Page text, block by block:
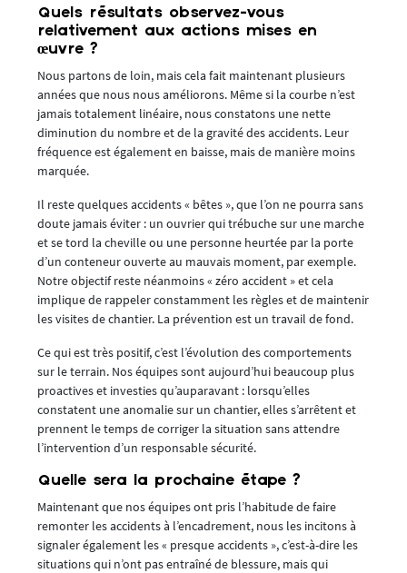
Quels résultats observez-vous
relativement aux actions mises en
œuvre ?
Nous partons de loin, mais cela fait maintenant plusieurs
années que nous nous améliorons. Même si la courbe n’est
jamais totalement linéaire, nous constatons une nette
diminution du nombre et de la gravité des accidents. Leur
fréquence est également en baisse, mais de manière moins
marquée.
Il reste quelques accidents « bêtes », que l’on ne pourra sans
doute jamais éviter : un ouvrier qui trébuche sur une marche
et se tord la cheville ou une personne heurtée par la porte
d’un conteneur ouverte au mauvais moment, par exemple.
Notre objectif reste néanmoins « zéro accident » et cela
implique de rappeler constamment les règles et de maintenir
les visites de chantier. La prévention est un travail de fond.
Ce qui est très positif, c’est l’évolution des comportements
sur le terrain. Nos équipes sont aujourd’hui beaucoup plus
proactives et investies qu’auparavant : lorsqu’elles
constatent une anomalie sur un chantier, elles s’arrêtent et
prennent le temps de corriger la situation sans attendre
l’intervention d’un responsable sécurité.
Quelle sera la prochaine étape ?
Maintenant que nos équipes ont pris l’habitude de faire
remonter les accidents à l’encadrement, nous les incitons à
signaler également les « presque accidents », c’est-à-dire les
situations qui n’ont pas entraîné de blessure, mais qui